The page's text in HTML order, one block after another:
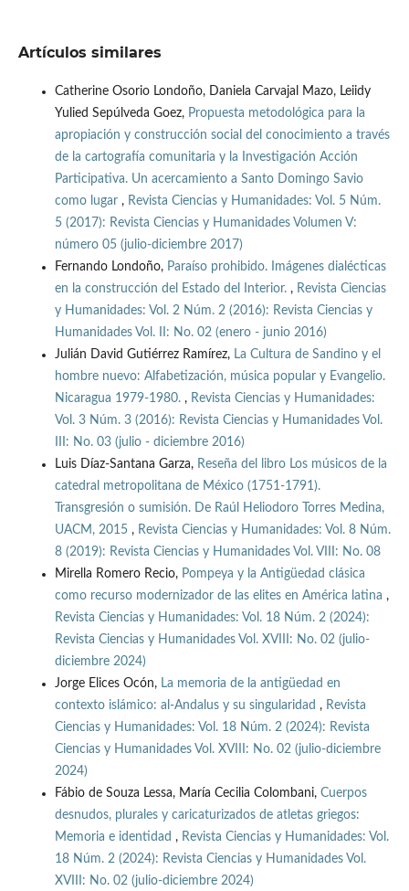
Artículos similares
Catherine Osorio Londoño, Daniela Carvajal Mazo, Leiidy
Yulied Sepúlveda Goez, Propuesta metodológica para la
apropiación y construcción social del conocimiento a través
de la cartografía comunitaria y la Investigación Acción
Participativa. Un acercamiento a Santo Domingo Savio
como lugar , Revista Ciencias y Humanidades: Vol. 5 Núm.
5 (2017): Revista Ciencias y Humanidades Volumen V:
número 05 (julio-diciembre 2017)
Fernando Londoño, Paraíso prohibido. Imágenes dialécticas
en la construcción del Estado del Interior. , Revista Ciencias
y Humanidades: Vol. 2 Núm. 2 (2016): Revista Ciencias y
Humanidades Vol. II: No. 02 (enero - junio 2016)
Julián David Gutiérrez Ramírez, La Cultura de Sandino y el
hombre nuevo: Alfabetización, música popular y Evangelio.
Nicaragua 1979-1980. , Revista Ciencias y Humanidades:
Vol. 3 Núm. 3 (2016): Revista Ciencias y Humanidades Vol.
III: No. 03 (julio - diciembre 2016)
Luis Díaz-Santana Garza, Reseña del libro Los músicos de la
catedral metropolitana de México (1751-1791).
Transgresión o sumisión. De Raúl Heliodoro Torres Medina,
UACM, 2015 , Revista Ciencias y Humanidades: Vol. 8 Núm.
8 (2019): Revista Ciencias y Humanidades Vol. VIII: No. 08
Mirella Romero Recio, Pompeya y la Antigüedad clásica
como recurso modernizador de las elites en América latina ,
Revista Ciencias y Humanidades: Vol. 18 Núm. 2 (2024):
Revista Ciencias y Humanidades Vol. XVIII: No. 02 (julio-
diciembre 2024)
Jorge Elices Ocón, La memoria de la antigüedad en
contexto islámico: al-Andalus y su singularidad , Revista
Ciencias y Humanidades: Vol. 18 Núm. 2 (2024): Revista
Ciencias y Humanidades Vol. XVIII: No. 02 (julio-diciembre
2024)
Fábio de Souza Lessa, María Cecilia Colombani, Cuerpos
desnudos, plurales y caricaturizados de atletas griegos:
Memoria e identidad , Revista Ciencias y Humanidades: Vol.
18 Núm. 2 (2024): Revista Ciencias y Humanidades Vol.
XVIII: No. 02 (julio-diciembre 2024)